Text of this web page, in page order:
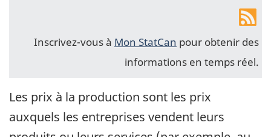
mobiles
Fils
de
Inscrivez-vous à Mon StatCan pour obtenir des
informations en temps réel.
Les prix à la production sont les prix
auxquels les entreprises vendent leurs